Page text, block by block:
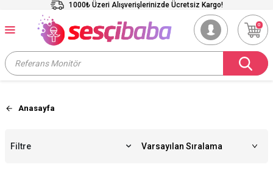
1000₺ Üzeri Alışverişlerinizde Ücretsiz Kargo!
0
Anasayfa
Filtre